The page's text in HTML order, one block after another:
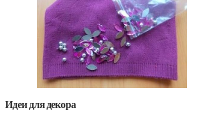
Идеи для декора